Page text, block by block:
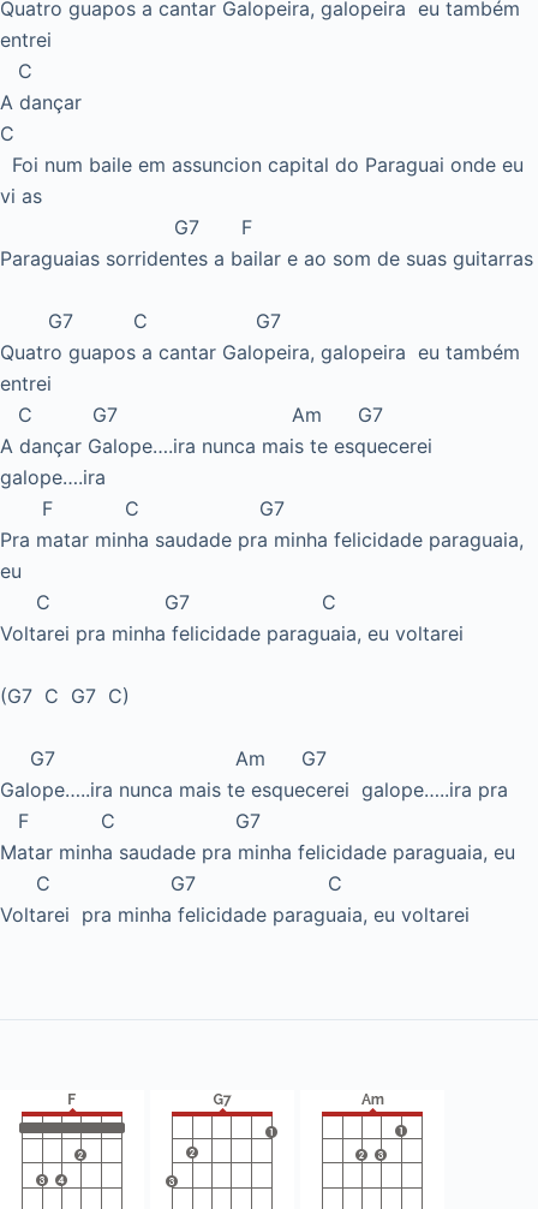
Quatro guapos a cantar Galopeira, galopeira eu também
entrei
C
A dançar
C
Foi num baile em assuncion capital do Paraguai onde eu
vi as
G7 F
Paraguaias sorridentes a bailar e ao som de suas guitarras
G7 C G7
Quatro guapos a cantar Galopeira, galopeira eu também
entrei
C G7 Am G7
A dançar Galope….ira nunca mais te esquecerei
galope….ira
F C G7
Pra matar minha saudade pra minha felicidade paraguaia,
eu
C G7 C
Voltarei pra minha felicidade paraguaia, eu voltarei
(G7 C G7 C)
G7 Am G7
Galope…..ira nunca mais te esquecerei galope…..ira pra
F C G7
Matar minha saudade pra minha felicidade paraguaia, eu
C G7 C
Voltarei pra minha felicidade paraguaia, eu voltarei